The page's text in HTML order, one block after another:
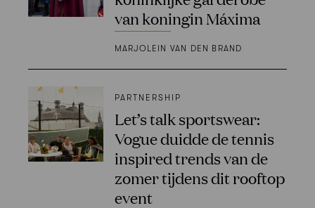
van koningin Máxima
MARJOLEIN VAN DEN BRAND
PARTNERSHIP
Let’s talk sportswear:
Vogue duidde de tennis
inspired trends van de
zomer tijdens dit rooftop
event